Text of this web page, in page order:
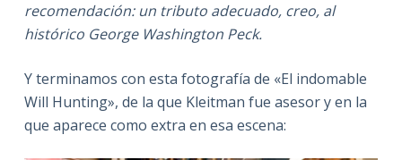
recomendación: un tributo adecuado, creo, al
histórico George Washington Peck.
Y terminamos con esta fotografía de «El indomable
Will Hunting», de la que Kleitman fue asesor y en la
que aparece como extra en esa escena: